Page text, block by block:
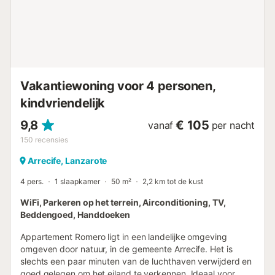
inbegrepen...
Vakantiewoning voor 4 personen,
kindvriendelijk
9,8
150 recensies
vanaf € 105 per nacht
Arrecife, Lanzarote
4 pers. 1 slaapkamer 50 m² 2,2 km tot de kust
WiFi, Parkeren op het terrein, Airconditioning, TV,
Beddengoed, Handdoeken
Appartement Romero ligt in een landelijke omgeving
omgeven door natuur, in de gemeente Arrecife. Het is
slechts een paar minuten van de luchthaven verwijderd en